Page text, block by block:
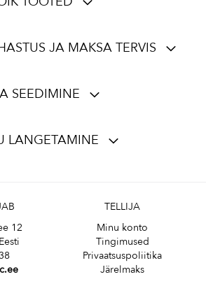
JA MAKSA TERVIS
SEEDIMINE
LANGETAMINE
12
TELLIJA
Minu konto
Tingimused
Privaatsuspoliitika
Järelmaks